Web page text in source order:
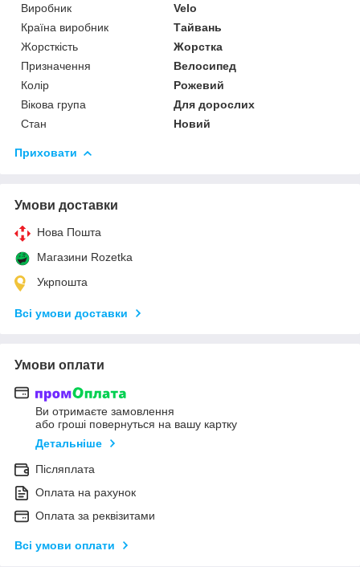
Виробник
Velo
Країна виробник
Тайвань
Жорсткість
Жорстка
Призначення
Велосипед
Колір
Рожевий
Вікова група
Для дорослих
Стан
Новий
Приховати
Умови доставки
Нова Пошта
Магазини Rozetka
Укрпошта
Всі умови доставки
Умови оплати
Ви отримаєте замовлення
або гроші повернуться на вашу картку
Детальніше
Післяплата
Оплата на рахунок
Оплата за реквізитами
Всі умови оплати